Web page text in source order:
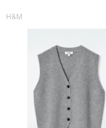
H&M